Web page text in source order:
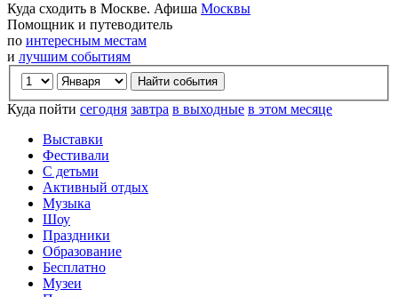
Куда сходить в Москве. Афиша Москвы
Помощник и путеводитель
по интересным местам
и лучшим событиям
Куда пойти сегодня завтра в выходные в этом месяце
Выставки
Фестивали
С детьми
Активный отдых
Музыка
Шоу
Праздники
Образование
Бесплатно
Музеи